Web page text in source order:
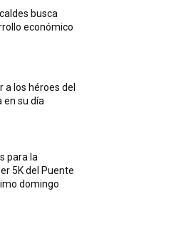
busca
económico
a los héroes del
en su día
para la
5K del Puente
domingo